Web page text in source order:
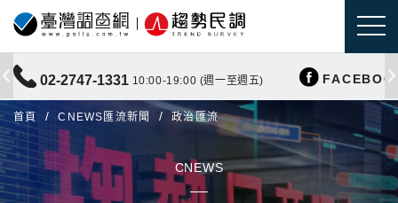
02-2747-1331 10:00-19:00 (週一至週五)
首頁 CNEWS匯流新聞 政治匯流
CNEWS